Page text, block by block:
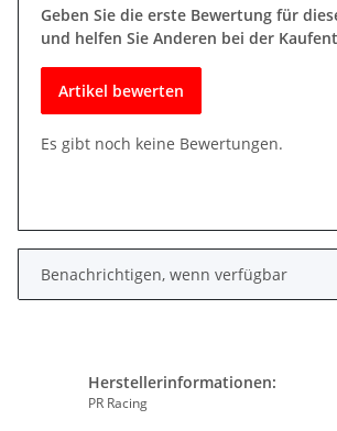
Geben Sie die erste Bewertung für
und helfen Sie Anderen bei der
Artikel bewerten
Es gibt noch keine Bewertungen.
Benachrichtigen, wenn verfügbar
Herstellerinformationen:
PR Racing